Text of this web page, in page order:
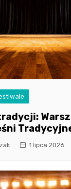
1 lipca 2026